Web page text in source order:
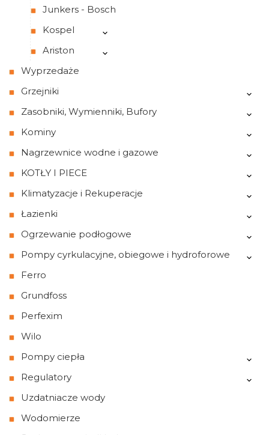
Junkers - Bosch
Kospel
Ariston
Wyprzedaże
Grzejniki
Zasobniki, Wymienniki, Bufory
Kominy
Nagrzewnice wodne i gazowe
KOTŁY I PIECE
Klimatyzacje i Rekuperacje
Łazienki
Ogrzewanie podłogowe
Pompy cyrkulacyjne, obiegowe i hydroforowe
Ferro
Grundfoss
Perfexim
Wilo
Pompy ciepła
Regulatory
Uzdatniacze wody
Wodomierze